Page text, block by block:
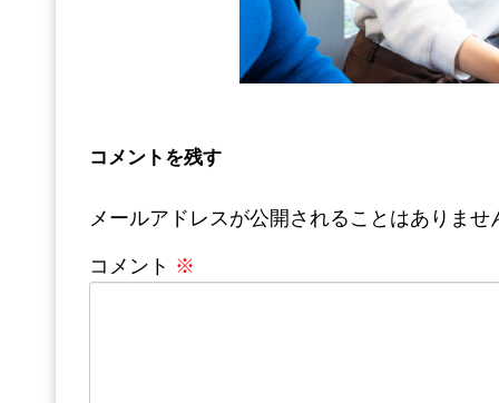
コメントを残す
メールアドレスが公開されることはありませ
コメント ※